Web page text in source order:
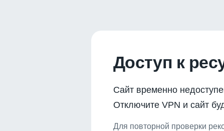
Доступ к
Сайт временно
Отключите VPN и сайт
Для повторной проверки